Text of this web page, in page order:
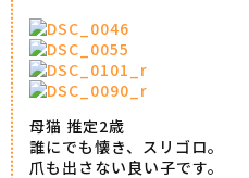
母猫 推定2歳
誰にでも懐き、スリゴロ。
爪も出さない良い子です。